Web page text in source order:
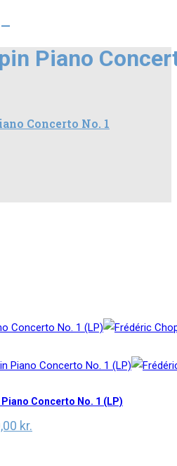
Piano
Concerto No. 1
Concerto No. 1 (LP)
kr.
price